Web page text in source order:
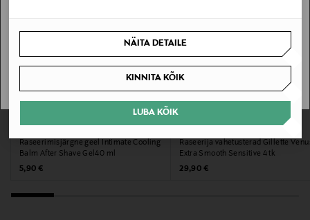
NÄITA DETAILE
KINNITA KÕIK
LUBA KÕIK
Valmistaja tootenumber
7702018015665
Tootja aadress
Raseerimisjärgne geel Intimate Cooling
Balm After Shave Gel40 ml
Original Price
5,90 €
Raseerija vahetusterad Gillette
Extra Smooth Sensitive 4 tk
Original Price
29,90 €
SAAN ARU